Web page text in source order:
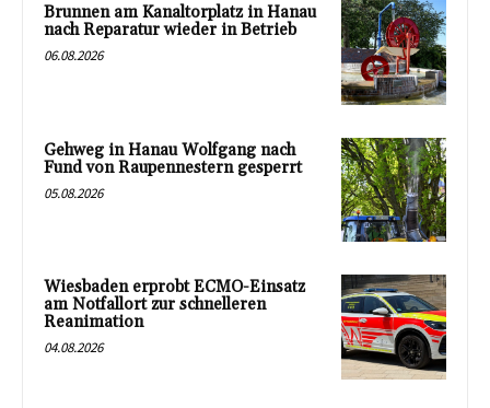
Brunnen am Kanaltorplatz in Hanau
nach Reparatur wieder in Betrieb
06.08.2026
Gehweg in Hanau Wolfgang nach
Fund von Raupennestern gesperrt
05.08.2026
Wiesbaden erprobt ECMO-Einsatz
am Notfallort zur schnelleren
Reanimation
04.08.2026